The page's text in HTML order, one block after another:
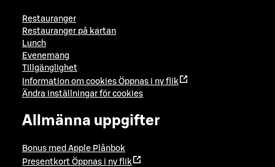
Restauranger
Restauranger på kartan
Lunch
Evenemang
Tillgänglighet
Information om cookies Öppnas i ny flik
Ändra inställningar för cookies
Allmänna uppgifter
Bonus med Apple Plånbok
Presentkort Öppnas i ny flik